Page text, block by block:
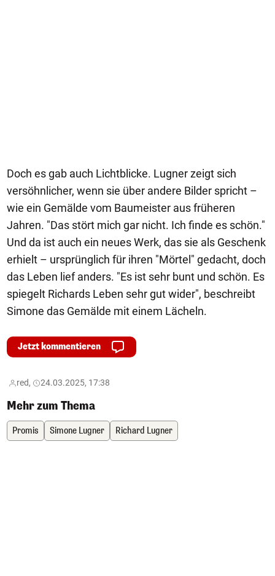
Doch es gab auch Lichtblicke. Lugner zeigt sich
versöhnlicher, wenn sie über andere Bilder spricht –
wie ein Gemälde vom Baumeister aus früheren
Jahren. "Das stört mich gar nicht. Ich finde es schön."
Und da ist auch ein neues Werk, das sie als Geschenk
erhielt – ursprünglich für ihren "Mörtel" gedacht, doch
das Leben lief anders. "Es ist sehr bunt und schön. Es
spiegelt Richards Leben sehr gut wider", beschreibt
Simone das Gemälde mit einem Lächeln.
Jetzt kommentieren
red, 24.03.2025, 17:38
Mehr zum Thema
Promis Simone Lugner Richard Lugner